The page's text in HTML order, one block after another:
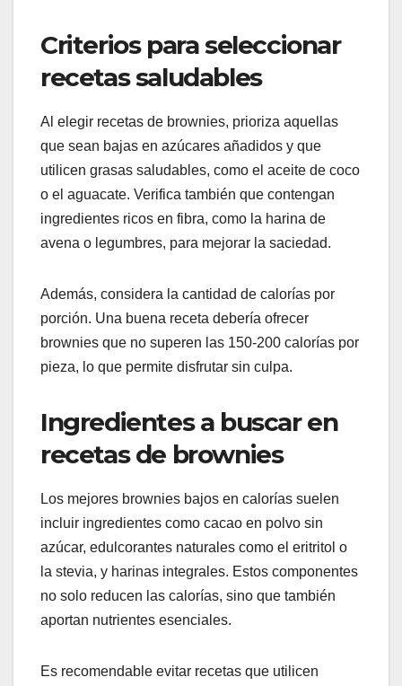
Criterios para seleccionar
recetas saludables
Al elegir recetas de brownies, prioriza aquellas
que sean bajas en azúcares añadidos y que
utilicen grasas saludables, como el aceite de coco
o el aguacate. Verifica también que contengan
ingredientes ricos en fibra, como la harina de
avena o legumbres, para mejorar la saciedad.
Además, considera la cantidad de calorías por
porción. Una buena receta debería ofrecer
brownies que no superen las 150-200 calorías por
pieza, lo que permite disfrutar sin culpa.
Ingredientes a buscar en
recetas de brownies
Los mejores brownies bajos en calorías suelen
incluir ingredientes como cacao en polvo sin
azúcar, edulcorantes naturales como el eritritol o
la stevia, y harinas integrales. Estos componentes
no solo reducen las calorías, sino que también
aportan nutrientes esenciales.
Es recomendable evitar recetas que utilicen